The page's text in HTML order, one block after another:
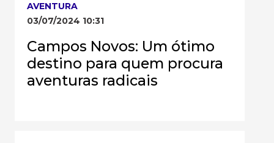
AVENTURA
03/07/2024 10:31
Campos Novos: Um ótimo
destino para quem procura
aventuras radicais